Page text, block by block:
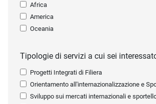
Africa
America
Oceania
Tipologie di servizi a cui sei
Progetti Integrati di Filiera
Orientamento all'internazionalizzazione e
Sviluppo sui mercati internazionali e